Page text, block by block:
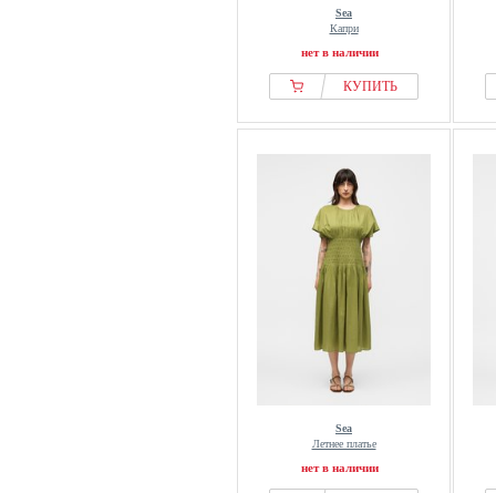
Sea
Капри
нет в наличии
КУПИТЬ
Sea
Летнее платье
нет в наличии